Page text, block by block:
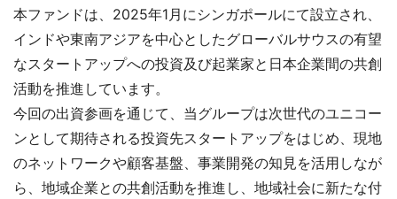
本ファンドは、2025年1月にシンガポールにて設立され、
インドや東南アジアを中心としたグローバルサウスの有望
なスタートアップへの投資及び起業家と日本企業間の共創
活動を推進しています。
今回の出資参画を通じて、当グループは次世代のユニコー
ンとして期待される投資先スタートアップをはじめ、現地
のネットワークや顧客基盤、事業開発の知見を活用しなが
ら、地域企業との共創活動を推進し、地域社会に新たな付